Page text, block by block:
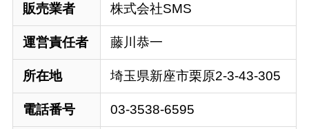
販売業者 株式会社SMS
運営責任者 藤川恭一
所在地 埼玉県新座市栗原2-3-43-305
電話番号 03-3538-6595